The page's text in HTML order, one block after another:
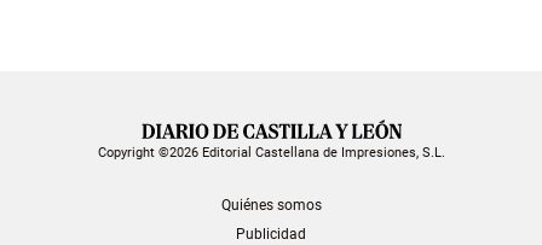
Copyright ©2026 Editorial Castellana de Impresiones, S.L.
Quiénes somos
Publicidad